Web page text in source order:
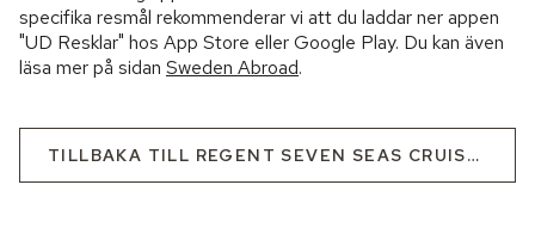
specifika resmål rekommenderar vi att du laddar ner appen
"UD Resklar" hos App Store eller Google Play. Du kan även
läsa mer på sidan Sweden Abroad.
TILLBAKA TILL REGENT SEVEN SEAS CRUISES